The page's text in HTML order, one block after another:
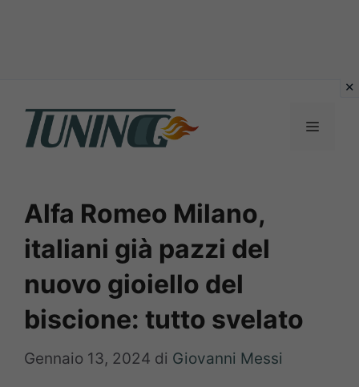
contenuto
Menu
Alfa Romeo Milano,
italiani già pazzi del
nuovo gioiello del
biscione: tutto svelato
Gennaio 13, 2024 di Giovanni Messi